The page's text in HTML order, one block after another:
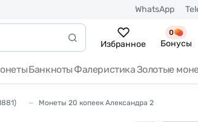
WhatsApp
Избранное
0
Бонусы
Банкноты ФалеристикаЗолотые
Монеты 20 копеек Александра 2